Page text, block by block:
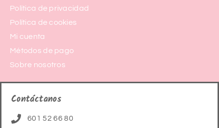
Política de privacidad
Política de cookies
Mi cuenta
Métodos de pago
Sobre nosotros
Contáctanos
601 52 66 80